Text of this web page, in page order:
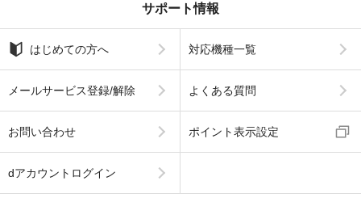
サポート情報
はじめての方へ 対応機種一覧
メールサービス登録/解除 よくある質問
お問い合わせ ポイント表示設定
dアカウントログイン